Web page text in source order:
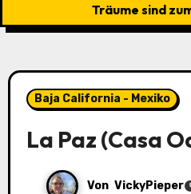
Träume sind
Baja California - Mexiko
La Paz (Casa
Von VickyPieper